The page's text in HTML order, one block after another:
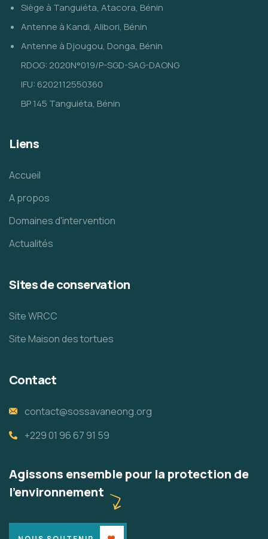
Siège à Tanguiéta, Atacora, Bénin
Antenne à Kandi, Alibori, Bénin
Antenne à Djougou, Donga, Bénin
RDOG: 2020N°019/P-SGD-SAG-DAONG
IFU: 6202112550360
BP 145 Tanguiéta, Bénin
Liens
Accueil
A propos
Domaines d'intervention
Actualités
Sites de conservation
Site WRCC
Site Maison des tortues
Contact
contact@sossavaneong.org
+229 01 96 67 91 59
Agissons ensemble pour la protection de
l'environnement